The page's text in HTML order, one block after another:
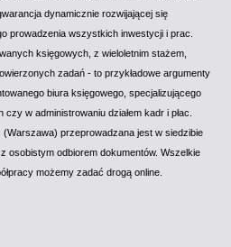
dynamicznie rozwijającej się
prowadzenia wszystkich inwestycji i prac.
księgowych, z wieloletnim stażem,
zadań - to przykładowe argumenty
biura księgowego, specjalizującego
w administrowaniu działem kadr i płac.
(Warszawa) przeprowadzana jest w siedzibie
osobistym odbiorem dokumentów. Wszelkie
możemy zadać drogą online.